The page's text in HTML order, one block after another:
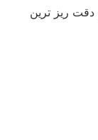
دقت ریز ترین